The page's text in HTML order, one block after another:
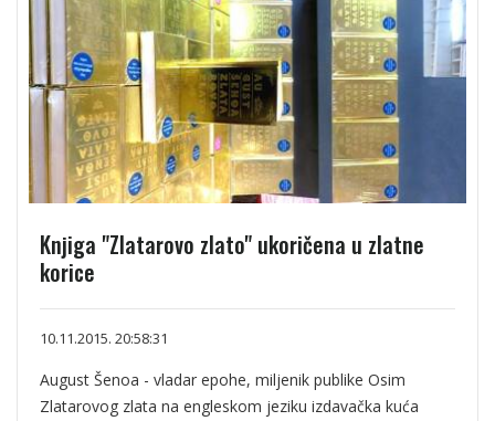
Knjiga "Zlatarovo zlato" ukoričena u zlatne
korice
10.11.2015. 20:58:31
August Šenoa - vladar epohe, miljenik publike Osim
Zlatarovog zlata na engleskom jeziku izdavačka kuća